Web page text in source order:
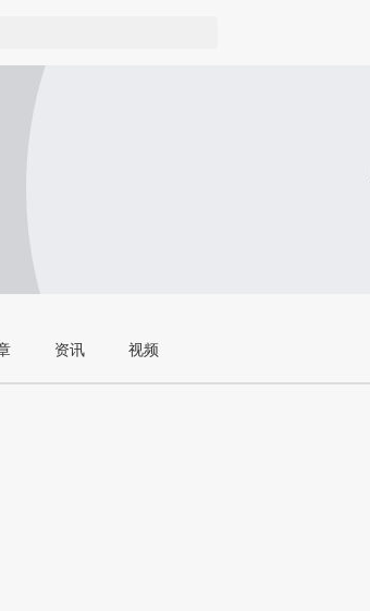
资讯 视频